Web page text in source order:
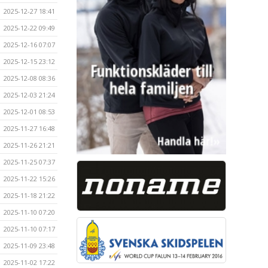
2025-12-27 18:41
2025-12-22 09:49
2025-12-16 07:07
2025-12-15 23:12
2025-12-08 08:36
2025-12-03 21:24
2025-12-01 08:53
2025-11-27 16:48
2025-11-26 21:21
2025-11-25 07:37
2025-11-22 15:26
2025-11-18 21:22
2025-11-10 07:20
2025-11-10 07:17
2025-11-09 23:48
2025-11-02 17:22